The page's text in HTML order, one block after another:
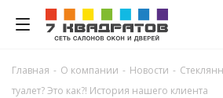
Главная - О компании - Новости -
туалет? Это как?! История нашего клиента